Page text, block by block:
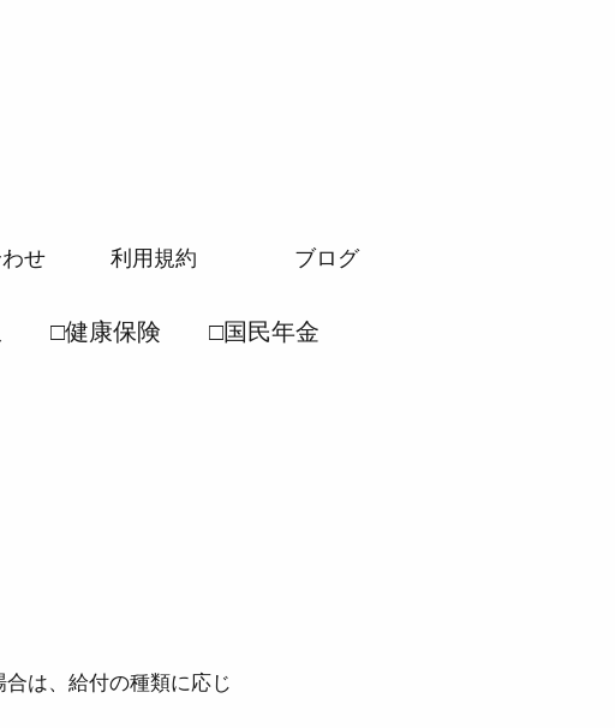
せ 利用規約 ブログ
□健康保険 □国民年金
は、給付の種類に応じ